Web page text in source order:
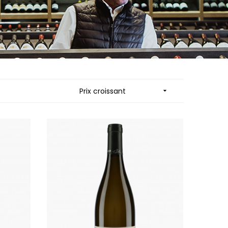
JB
ET FILS
ROLAND
LARDET
MUZARD LUCIEN
N
NAUDIN-FERRAND
NICOLAS
NOELLAT GEORGES
NOELLAT MICHEL
P
PACALET PHILIPPE
PASCAL JOSEPH
PATAILLE LAURENT
PATAILLE SYLVAIN
PATTES-LOUP - THOMAS PICO
PERNOT ALVINA
PERNOT PAUL
PERROT-MINOT
PETITE EMPREINTE
Prix croissant 